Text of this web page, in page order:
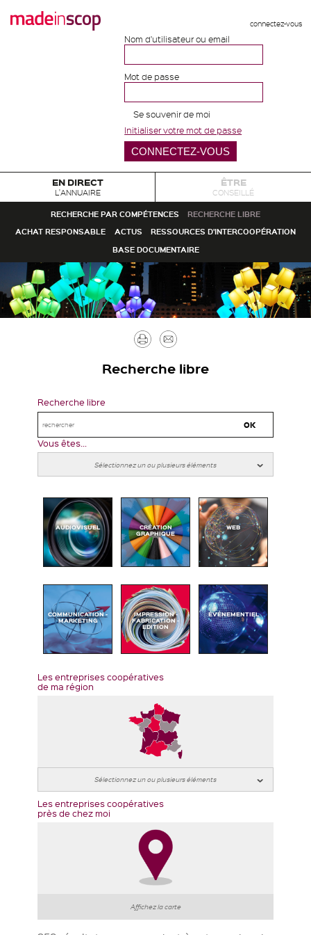
connectez-vous
Nom d'utilisateur ou email
Mot de passe
Se souvenir de moi
Initialiser votre mot de passe
EN DIRECT
L'ANNUAIRE
ÊTRE
CONSEILLÉ
RECHERCHE PAR COMPÉTENCES
RECHERCHE LIBRE
ACHAT RESPONSABLE
ACTUS
RESSOURCES D'INTERCOOPÉRATION
BASE DOCUMENTAIRE
Imprimer
Recherche libre
Recherche libre
Vous êtes...
AUDIOVISUEL CRÉATION
GRAPHIQUE
WEB
COMMUNICATION -
MARKETING
IMPRESSION -
FABRICATION -
EDITION
ÉVÉNEMENTIEL
Les entreprises coopératives
de ma région
Les entreprises coopératives
près de chez moi
Affichez la carte